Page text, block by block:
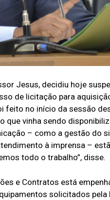
Jesus, decidiu hoje
de licitação para
feito no início da sessão
que vinha sendo
– como a gestão do
à imprensa –
todo o trabalho”, disse.
e Contratos está
solicitados pela